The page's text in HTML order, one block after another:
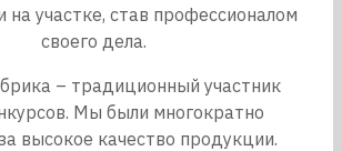
на участке, став профессионалом
своего дела.
– традиционный участник
Мы были многократно
высокое качество продукции.